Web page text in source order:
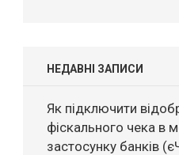
НЕДАВНІ ЗАПИСИ
Як підключити
фіскального чека в
застосунку банків